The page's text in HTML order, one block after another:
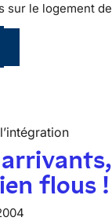
sur le logement
flous !